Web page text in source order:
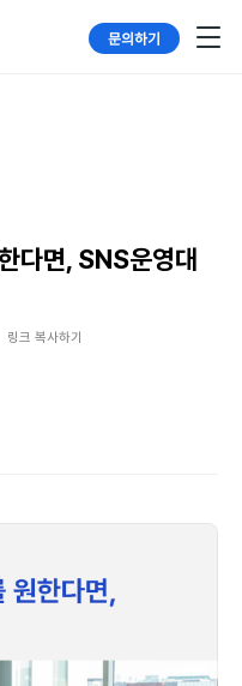
문의하기
다면, SNS운영대
링크 복사하기